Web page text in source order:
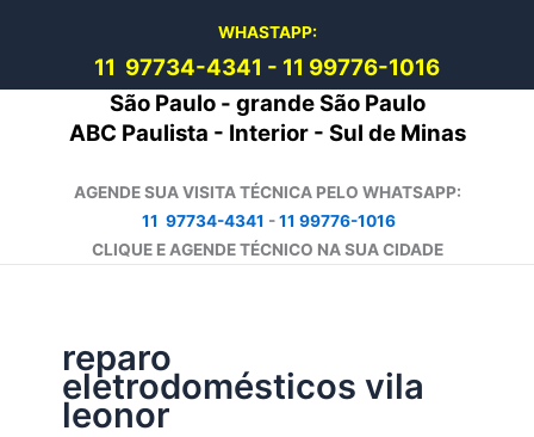
WHASTAPP:
11 97734-4341 - 11 99776-1016
São Paulo - grande São Paulo
ABC Paulista - Interior - Sul de Minas
AGENDE SUA VISITA TÉCNICA PELO WHATSAPP:
11 97734-4341 -11 99776-1016
CLIQUE E AGENDE TÉCNICO NA SUA CIDADE
reparo
eletrodomésticos vila
leonor